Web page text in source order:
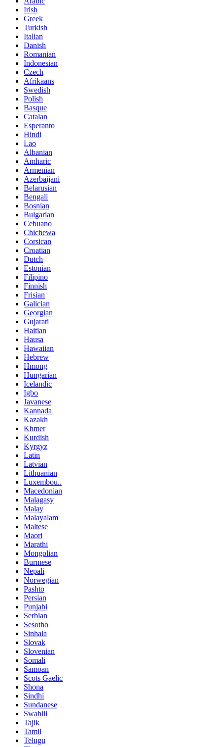
Irish
Greek
Turkish
Italian
Danish
Romanian
Indonesian
Czech
Afrikaans
Swedish
Polish
Basque
Catalan
Esperanto
Hindi
Lao
Albanian
Amharic
Armenian
Azerbaijani
Belarusian
Bengali
Bosnian
Bulgarian
Cebuano
Chichewa
Corsican
Croatian
Dutch
Estonian
Filipino
Finnish
Frisian
Galician
Georgian
Gujarati
Haitian
Hausa
Hawaiian
Hebrew
Hmong
Hungarian
Icelandic
Igbo
Javanese
Kannada
Kazakh
Khmer
Kurdish
Kyrgyz
Latin
Latvian
Lithuanian
Luxembou..
Macedonian
Malagasy
Malay
Malayalam
Maltese
Maori
Marathi
Mongolian
Burmese
Nepali
Norwegian
Pashto
Persian
Punjabi
Serbian
Sesotho
Sinhala
Slovak
Slovenian
Somali
Samoan
Scots Gaelic
Shona
Sindhi
Sundanese
Swahili
Tajik
Tamil
Telugu